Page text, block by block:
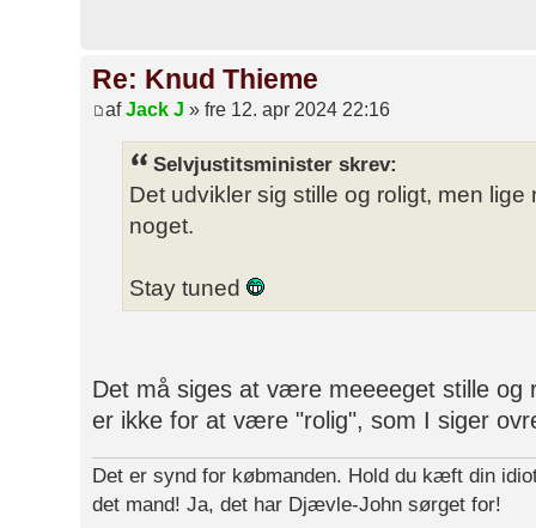
Re: Knud Thieme
afJack J » fre 12. apr 2024 22:16
Selvjustitsminister skrev:
Det udvikler sig stille og roligt, men
noget.
Stay tuned
Det må siges at være meeeeget stille og
er ikke for at være "rolig", som I siger
Det er synd for købmanden. Hold du kæft din
det mand! Ja, det har Djævle-John sørget for!